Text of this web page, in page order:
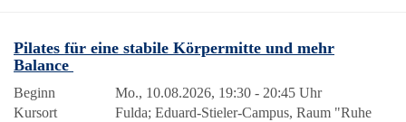
Pilates für eine stabile Körpermitte und mehr
Balance
Beginn
Mo., 10.08.2026, 19:30 - 20:45 Uhr
Kursort
Fulda; Eduard-Stieler-Campus, Raum "Ruhe